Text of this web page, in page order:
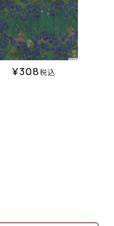
¥308税込